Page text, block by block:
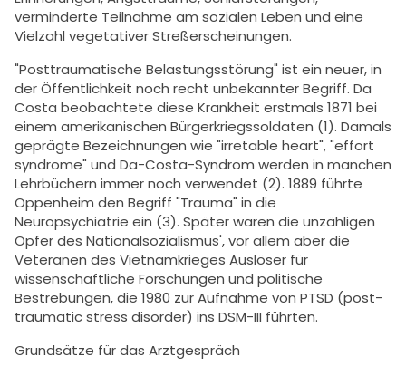
verminderte Teilnahme am sozialen Leben und eine
Vielzahl vegetativer Streßerscheinungen.
"Posttraumatische Belastungsstörung" ist ein neuer, in
der Öffentlichkeit noch recht unbekannter Begriff. Da
Costa beobachtete diese Krankheit erstmals 1871 bei
einem amerikanischen Bürgerkriegssoldaten (1). Damals
geprägte Bezeichnungen wie "irretable heart", "effort
syndrome" und Da-Costa-Syndrom werden in manchen
Lehrbüchern immer noch verwendet (2). 1889 führte
Oppenheim den Begriff "Trauma" in die
Neuropsychiatrie ein (3). Später waren die unzähligen
Opfer des Nationalsozialismus', vor allem aber die
Veteranen des Vietnamkrieges Auslöser für
wissenschaftliche Forschungen und politische
Bestrebungen, die 1980 zur Aufnahme von PTSD (post-
traumatic stress disorder) ins DSM-III führten.
Grundsätze für das Arztgespräch